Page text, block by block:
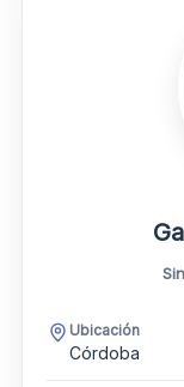
Ubicación
Córdoba